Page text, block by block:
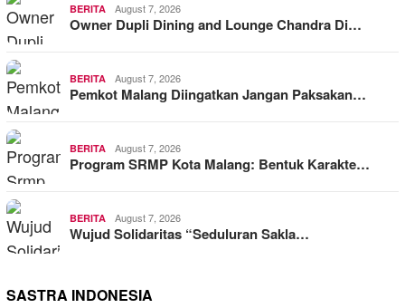
BERITA August 7, 2026
Owner Dupli Dining and Lounge Chandra Di…
BERITA August 7, 2026
Pemkot Malang Diingatkan Jangan Paksakan…
BERITA August 7, 2026
Program SRMP Kota Malang: Bentuk Karakte…
BERITA August 7, 2026
Wujud Solidaritas “Seduluran Sakla…
SASTRA INDONESIA